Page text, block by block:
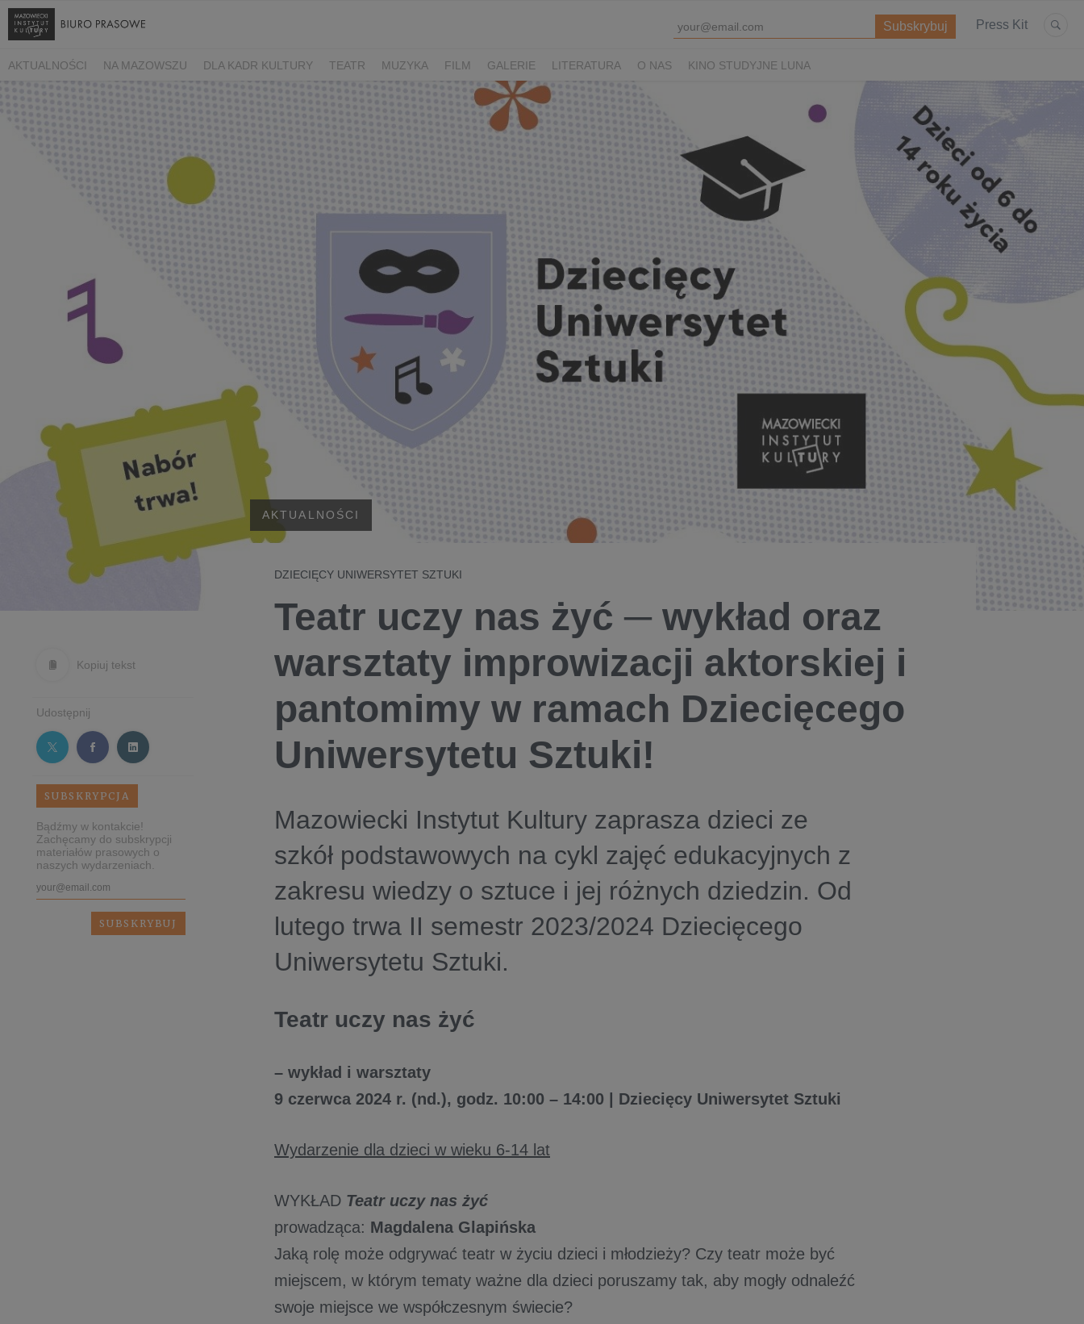
Press Kit
AKTUALNOŚCI NA MAZOWSZU DLA KADR KULTURY TEATR MUZYKA FILM GALERIE LITERATURA O NAS KINO STUDYJNE LUNA
Kopiuj tekst
Udostępnij
SUBSKRYPCJA
Bądźmy w kontakcie!
Zachęcamy do subskrypcji
materiałów prasowych o
naszych wydarzeniach.
AKTUALNOŚCI
DZIECIĘCY UNIWERSYTET SZTUKI
Teatr uczy nas żyć ─ wykład oraz
warsztaty improwizacji aktorskiej i
pantomimy w ramach Dziecięcego
Uniwersytetu Sztuki!
Mazowiecki Instytut Kultury zaprasza dzieci ze
szkół podstawowych na cykl zajęć edukacyjnych z
zakresu wiedzy o sztuce i jej różnych dziedzin. Od
lutego trwa II semestr 2023/2024 Dziecięcego
Uniwersytetu Sztuki.
Teatr uczy nas żyć
– wykład i warsztaty
9 czerwca 2024 r. (nd.), godz. 10:00 – 14:00 | Dziecięcy Uniwersytet Sztuki
Wydarzenie dla dzieci w wieku 6-14 lat
WYKŁAD Teatr uczy nas żyć
prowadząca: Magdalena Glapińska
Jaką rolę może odgrywać teatr w życiu dzieci i młodzieży? Czy teatr może być
miejscem, w którym tematy ważne dla dzieci poruszamy tak, aby mogły odnaleźć
swoje miejsce we współczesnym świecie?